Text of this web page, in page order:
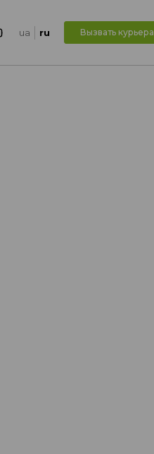
ua ru Вызвать курьера